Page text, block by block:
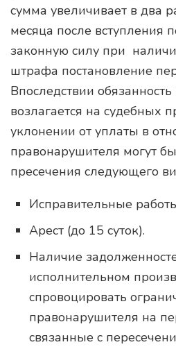
сумма увеличивает в два
месяца после вступления
законную силу при
штрафа постановление
Впоследствии
возлагается на судебных
уклонении от уплаты в
правонарушителя могут
пресечения следующего
Исправительные
Арест (до 15 суток).
Наличие
исполнительном
спровоцировать
правонарушителя на
связанные с